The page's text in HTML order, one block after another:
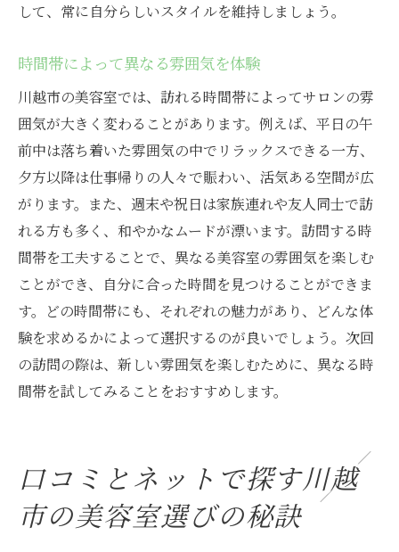
して、常に自分らしいスタイルを維持しましょう。
時間帯によって異なる雰囲気を体験
川越市の美容室では、訪れる時間帯によってサロンの雰
囲気が大きく変わることがあります。例えば、平日の午
前中は落ち着いた雰囲気の中でリラックスできる一方、
夕方以降は仕事帰りの人々で賑わい、活気ある空間が広
がります。また、週末や祝日は家族連れや友人同士で訪
れる方も多く、和やかなムードが漂います。訪問する時
間帯を工夫することで、異なる美容室の雰囲気を楽しむ
ことができ、自分に合った時間を見つけることができま
す。どの時間帯にも、それぞれの魅力があり、どんな体
験を求めるかによって選択するのが良いでしょう。次回
の訪問の際は、新しい雰囲気を楽しむために、異なる時
間帯を試してみることをおすすめします。
口コミとネットで探す川越
市の美容室選びの秘訣